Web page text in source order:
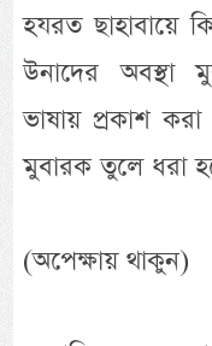
হযরত ছাহাবায়ে
উনাদের অবস্থা
ভাষায় প্রকাশ
মুবারক তুলে ধরা
(অপেক্ষায় থাকুন)